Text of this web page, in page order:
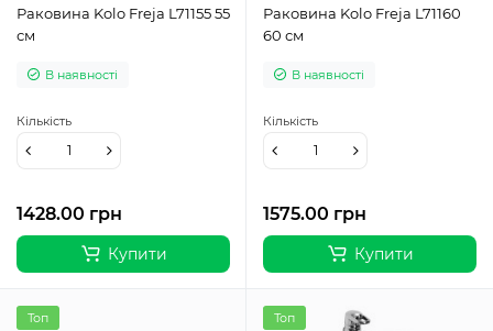
Раковина Kolo Freja L71155 55
см
В наявності
1428.00 грн
Кількість
Купити
Раковина Kolo Freja L71160
60 см
В наявності
1575.00 грн
Кількість
Купити
Топ Топ